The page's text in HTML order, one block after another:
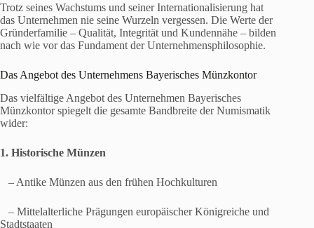
Trotz seines Wachstums und seiner Internationalisierung hat
das Unternehmen nie seine Wurzeln vergessen. Die Werte der
Gründerfamilie – Qualität, Integrität und Kundennähe – bilden
nach wie vor das Fundament der Unternehmensphilosophie.
Das Angebot des Unternehmens Bayerisches Münzkontor
Das vielfältige Angebot des Unternehmen Bayerisches
Münzkontor spiegelt die gesamte Bandbreite der Numismatik
wider:
1. Historische Münzen
– Antike Münzen aus den frühen Hochkulturen
– Mittelalterliche Prägungen europäischer Königreiche und
Stadtstaaten